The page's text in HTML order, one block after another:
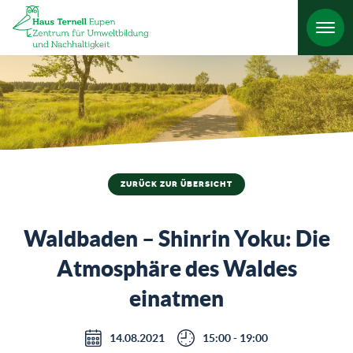
ZURÜCK ZUR ÜBERSICHT
Waldbaden – Shinrin Yoku: Die
Atmosphäre des Waldes
einatmen
14.08.2021 15:00 - 19:00